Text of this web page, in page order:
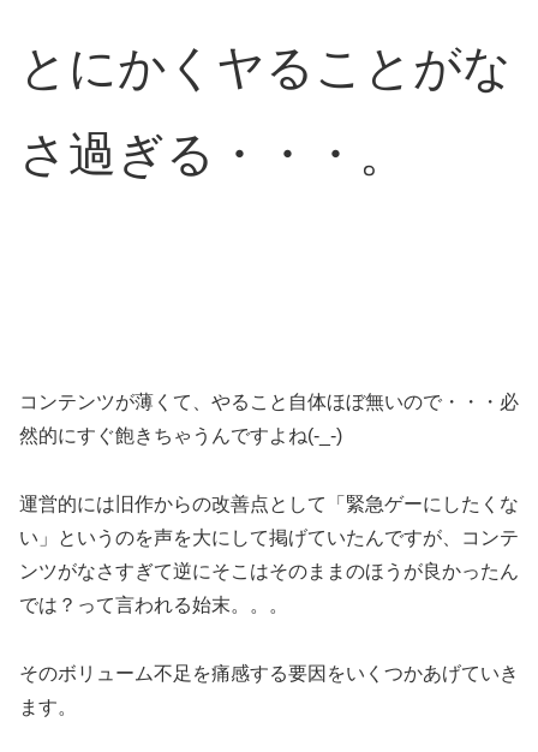
とにかくヤることがな
さ過ぎる・・・。
コンテンツが薄くて、やること自体ほぼ無いので・・・必
然的にすぐ飽きちゃうんですよね(-_-)
運営的には旧作からの改善点として「緊急ゲーにしたくな
い」というのを声を大にして掲げていたんですが、コンテ
ンツがなさすぎて逆にそこはそのままのほうが良かったん
では？って言われる始末。。。
そのボリューム不足を痛感する要因をいくつかあげていき
ます。